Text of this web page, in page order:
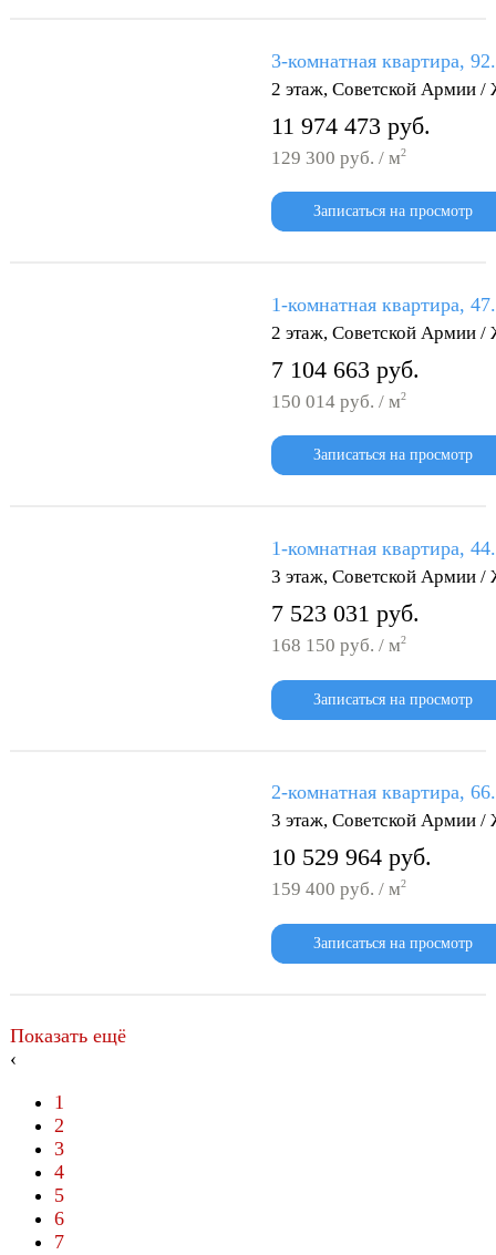
3-комнатная квартира,
2 этаж, Советской Армии
11 974 473 руб.
129 300 руб. / м2
Записаться на просмотр
1-комнатная квартира,
2 этаж, Советской Армии
7 104 663 руб.
150 014 руб. / м2
Записаться на просмотр
1-комнатная квартира,
3 этаж, Советской Армии
7 523 031 руб.
168 150 руб. / м2
Записаться на просмотр
2-комнатная квартира,
3 этаж, Советской Армии
10 529 964 руб.
159 400 руб. / м2
Записаться на просмотр
Показать ещё
‹
1
2
3
4
5
6
7